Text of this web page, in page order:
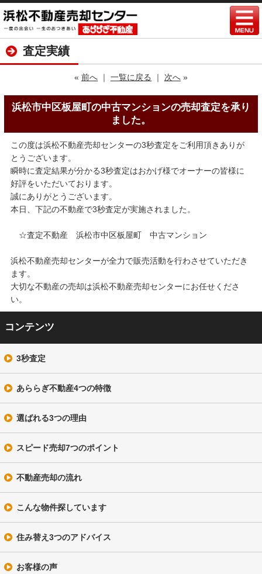
査定実績
« 前へ ｜ 一覧に戻る ｜ 次へ »
浜松市中区板屋町の中古マンションの売却査定を承り
ました。
この度は浜松不動産売却センターの3秒査定をご利用頂きありが
とうございます。
瞬時に査定結果が分かる3秒査定はおかげ様でオーナーの皆様に
好評をいただいております。
誠にありがとうございます。
本日、下記の不動産で3秒査定が実施されました。
☆査定不動産 浜松市中区板屋町 中古マンション
浜松不動産売却センターが全力で販売活動を行わさせていただき
ます。
大切な不動産の売却は浜松不動産売却センターにお任せくださ
い。
コンテンツ
3秒査定
あららぎ不動産4つの特徴
選ばれる3つの理由
スピード売却7つのポイント
不動産売却の流れ
こんな物件探しています
住み替え3つのアドバイス
お客様の声